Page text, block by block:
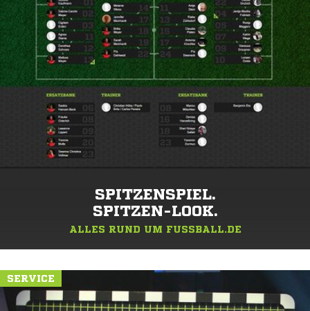
SPITZENSPIEL.
SPITZEN-LOOK.
ALLES RUND UM FUSSBALL.DE
SERVICE